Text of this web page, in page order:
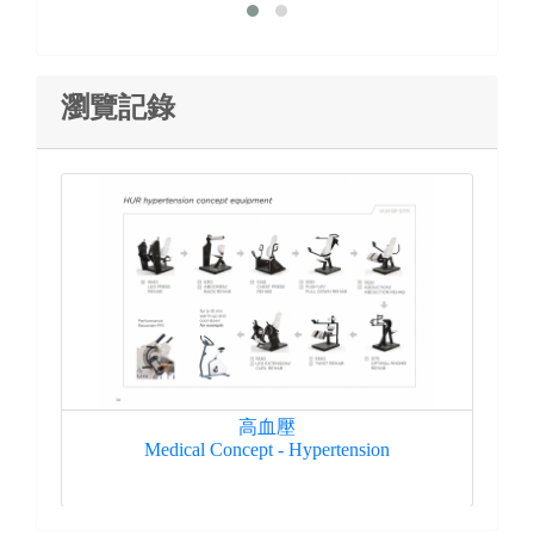
瀏覽記錄
高血壓
Medical Concept - Hypertension